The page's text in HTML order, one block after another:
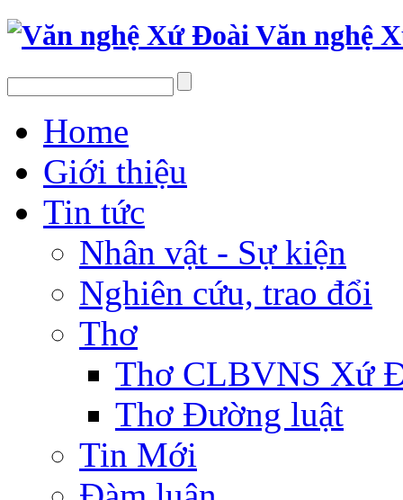
Văn nghệ
Home
Giới thiệu
Tin tức
Nhân vật - Sự kiện
Nghiên cứu, trao đổi
Thơ
Thơ CLBVNS Xứ
Thơ Đường luật
Tin Mới